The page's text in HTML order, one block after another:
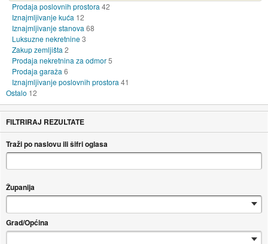
Prodaja poslovnih prostora 42
Iznajmljivanje kuća 12
Iznajmljivanje stanova 68
Luksuzne nekretnine3
Zakup zemljišta 2
Prodaja nekretnina za odmor5
Prodaja garaža 6
Iznajmljivanje poslovnih prostora 41
Ostalo 12
FILTRIRAJ REZULTATE
Traži po naslovu ili šifri oglasa
Županija
Grad/Općina